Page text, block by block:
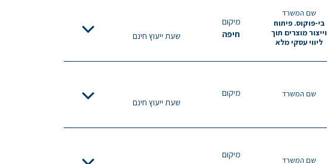
שם המשרד
בי-פוקוס. פיתוח
וייצור מוצרים תוך
ליווי עסקי מלא
מיקום
חיפה
שעת ייעוץ חינם
שם המשרד
מיקום
שעת ייעוץ חינם
שם המשרד
מיקום